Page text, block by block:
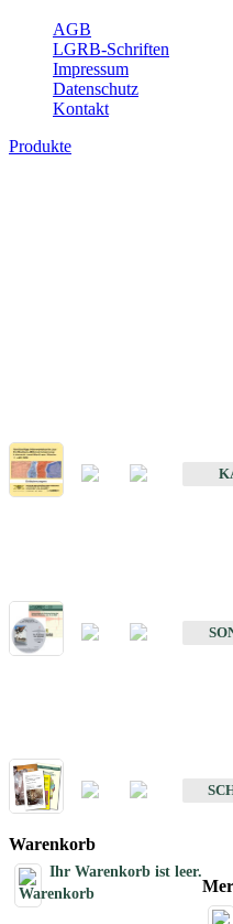
AGB
LGRB-Schriften
Impressum
Datenschutz
Kontakt
Produkte
Warenkorb
Ihr Warenkorb ist leer.